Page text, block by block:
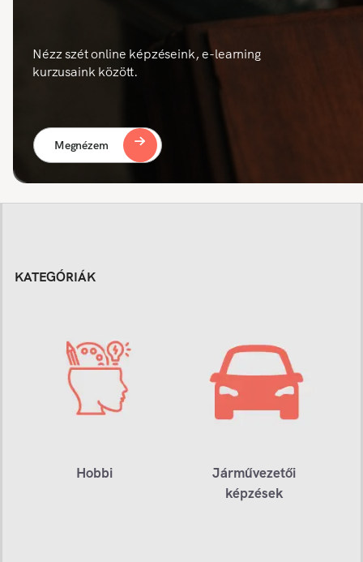
Nézz szét online képzéseink, e-learning
kurzusaink között.
Megnézem
KATEGÓRIÁK
Hobbi
Járművezetői
képzések